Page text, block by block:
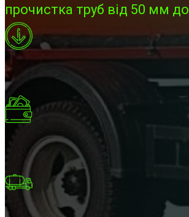
прочистка труб від 50 мм